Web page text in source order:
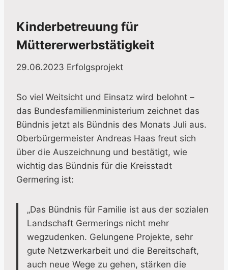
Kinderbetreuung für
Müttererwerbstätigkeit
29.06.2023 Erfolgsprojekt
So viel Weitsicht und Einsatz wird belohnt –
das Bundesfamilienministerium zeichnet das
Bündnis jetzt als Bündnis des Monats Juli aus.
Oberbürgermeister Andreas Haas freut sich
über die Auszeichnung und bestätigt, wie
wichtig das Bündnis für die Kreisstadt
Germering ist:
„Das Bündnis für Familie ist aus der sozialen
Landschaft Germerings nicht mehr
wegzudenken. Gelungene Projekte, sehr
gute Netzwerkarbeit und die Bereitschaft,
auch neue Wege zu gehen, stärken die